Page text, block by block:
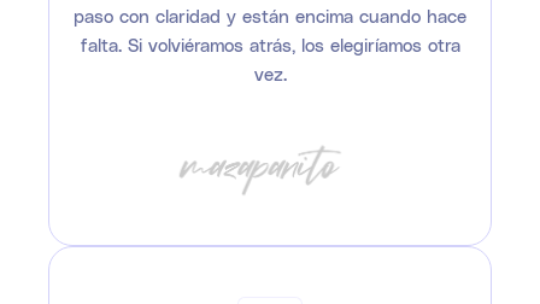
paso con claridad y están encima cuando hace
falta. Si volviéramos atrás, los elegiríamos otra
vez.